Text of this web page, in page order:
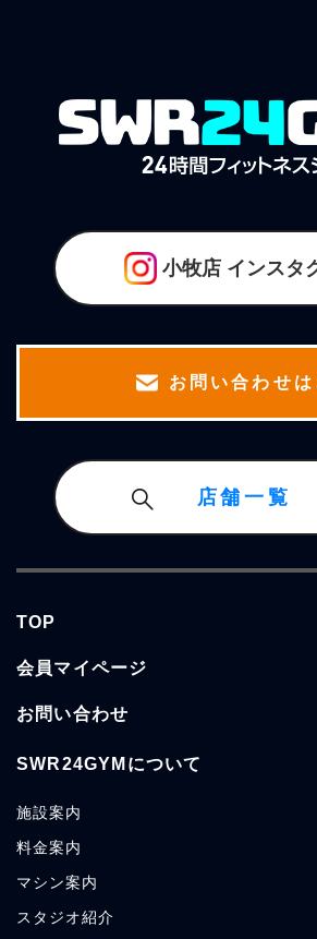
小牧店 インスタ
お問い合わせは
店舗一覧
TOP
会員マイページ
お問い合わせ
SWR24GYMについて
施設案内
料金案内
マシン案内
スタジオ紹介